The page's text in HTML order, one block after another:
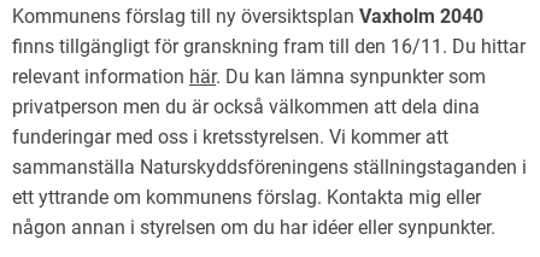
Kommunens förslag till ny översiktsplan Vaxholm 2040
finns tillgängligt för granskning fram till den 16/11. Du hittar
relevant information här. Du kan lämna synpunkter som
privatperson men du är också välkommen att dela dina
funderingar med oss i kretsstyrelsen. Vi kommer att
sammanställa Naturskyddsföreningens ställningstaganden i
ett yttrande om kommunens förslag. Kontakta mig eller
någon annan i styrelsen om du har idéer eller synpunkter.